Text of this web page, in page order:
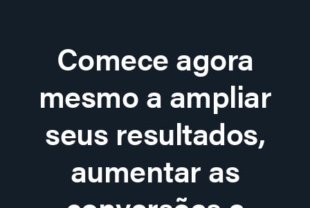
Comece agora
mesmo a ampliar
seus resultados,
aumentar as